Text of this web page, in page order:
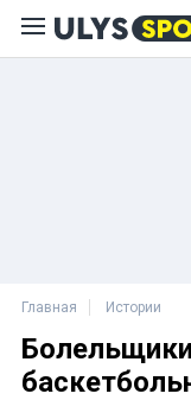
Главная Истории